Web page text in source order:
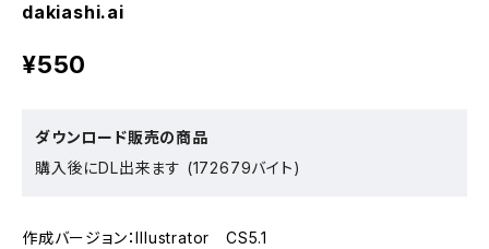
dakiashi.ai
¥550
ダウンロード販売の商品
購入後にDL出来ます (172679バイト)
作成バージョン：Illustrator CS5.1